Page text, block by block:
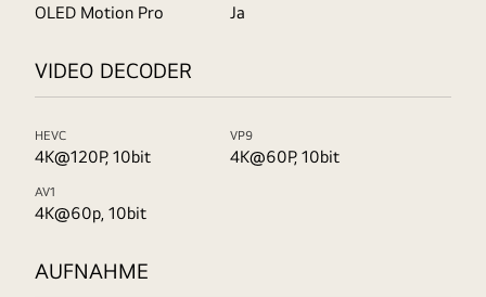
OLED Motion Pro Ja
VIDEO DECODER
HEVC
4K@120P, 10bit
VP9
4K@60P, 10bit
AV1
4K@60p, 10bit
AUFNAHME